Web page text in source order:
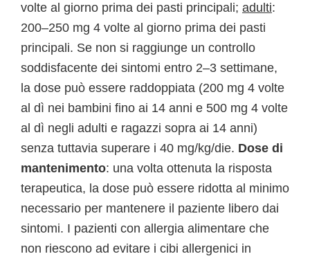
volte al giorno prima dei pasti principali; adulti:
200–250 mg 4 volte al giorno prima dei pasti
principali. Se non si raggiunge un controllo
soddisfacente dei sintomi entro 2–3 settimane,
la dose può essere raddoppiata (200 mg 4 volte
al dì nei bambini fino ai 14 anni e 500 mg 4 volte
al dì negli adulti e ragazzi sopra ai 14 anni)
senza tuttavia superare i 40 mg/kg/die. Dose di
mantenimento: una volta ottenuta la risposta
terapeutica, la dose può essere ridotta al minimo
necessario per mantenere il paziente libero dai
sintomi. I pazienti con allergia alimentare che
non riescono ad evitare i cibi allergenici in